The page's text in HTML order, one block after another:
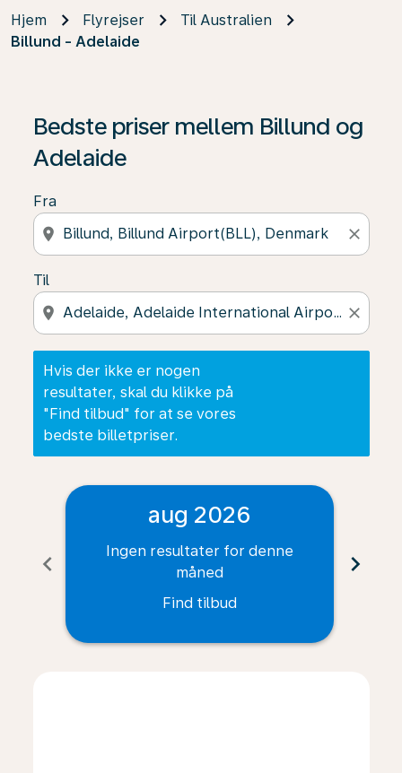
Hjem Flyrejser
Til Australien
Billund - Adelaide
Bedste priser mellem Billund og
Adelaide
Fra
location_on close
Til
location_on close
Hvis der ikke er nogen
resultater, skal du klikke på
"Find tilbud" for at se vores
bedste billetpriser.
Hvis der ikke er nogen resultater, skal du klikke på
chevron_left
aug 2026
Ingen resultater for denne
måned
Find tilbud
chevron_right